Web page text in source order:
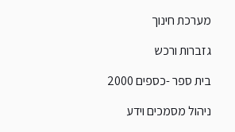
מערכת חינוך
גזברות ורכש
בית ספר -כספים 2000
ניהול מסמכים וידע